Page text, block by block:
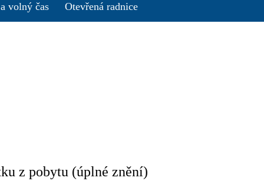
volný čas Otevřená radnice
z pobytu (úplné znění)